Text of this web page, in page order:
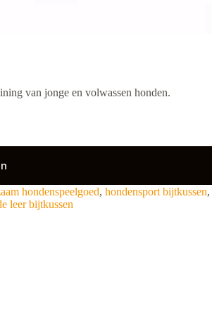
van jonge en volwassen honden.
hondenspeelgoed, hondensport bijtkussen,
leer bijtkussen